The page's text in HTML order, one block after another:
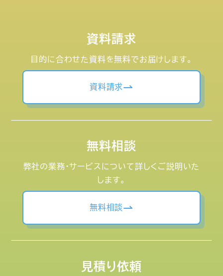
資料請求
目的に合わせた資料を無料でお届けします。
資料請求
無料相談
弊社の業務・サービスについて詳しくご説明いた
します。
無料相談
見積り依頼